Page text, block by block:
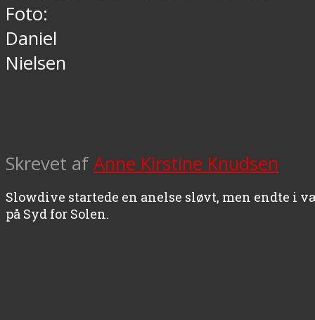
Foto:
Daniel
Nielsen
Skrevet afAnne Kirstine Knudsen
Slowdive startede en anelse sløvt, men endte i
på Syd for Solen.